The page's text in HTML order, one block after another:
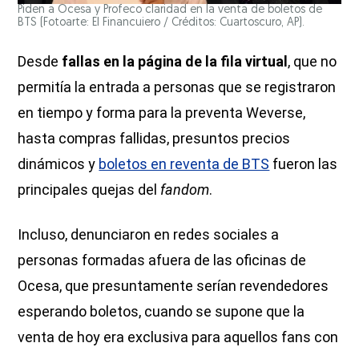
Piden a Ocesa y Profeco claridad en la venta de boletos de
BTS (Fotoarte: El Financuiero / Créditos: Cuartoscuro, AP).
Desde fallas en la página de la fila virtual , que no
permitía la entrada a personas que se registraron
en tiempo y forma para la preventa Weverse,
hasta compras fallidas, presuntos precios
dinámicos y boletos en reventa de BTS fueron las
principales quejas del fandom.
Incluso, denunciaron en redes sociales a
personas formadas afuera de las oficinas de
Ocesa, que presuntamente serían revendedores
esperando boletos, cuando se supone que la
venta de hoy era exclusiva para aquellos fans con